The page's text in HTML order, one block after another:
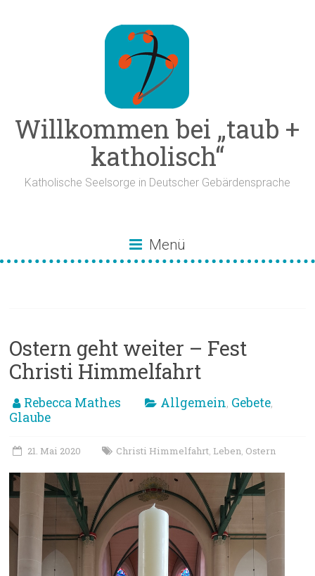
Willkommen bei „taub +
katholisch“
Katholische Seelsorge in Deutscher Gebärdensprache
Menü
Ostern geht weiter – Fest
Christi Himmelfahrt
Rebecca Mathes Allgemein, Gebete,
Glaube
21. Mai 2020 Christi Himmelfahrt, Leben, Ostern